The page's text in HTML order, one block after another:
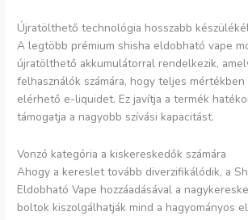
Újratölthető technológia hosszabb
A legtöbb prémium shisha eldobható vape
újratölthető akkumulátorral rendelkezik,
felhasználók számára, hogy teljes mértékben
elérhető e-liquidet. Ez javítja a termék
támogatja a nagyobb szívási kapacitást.
Vonzó kategória a kiskereskedők számára
Ahogy a kereslet tovább diverzifikálódik, a
Eldobható Vape hozzáadásával a
boltok kiszolgálhatják mind a hagyományos